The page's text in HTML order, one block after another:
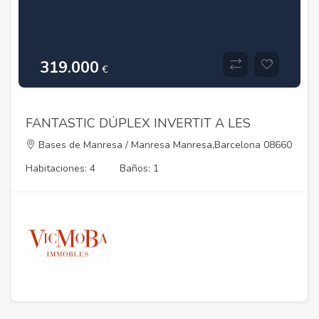
319.000 €
FANTASTIC DÚPLEX INVERTIT A LES
BASES
Bases de Manresa / Manresa Manresa,Barcelona 08660
Habitaciones: 4
Baños: 1